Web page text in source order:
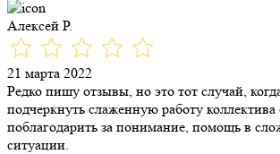
Алексей Р.
21 марта 2022
Редко пишу отзывы, но это тот случай,
подчеркнуть слаженную работу
поблагодарить за понимание, помощь в
ситуации.